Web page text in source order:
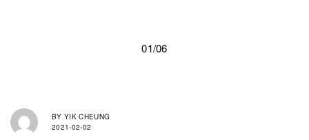
01/06
BY YIK CHEUNG
2021-02-02